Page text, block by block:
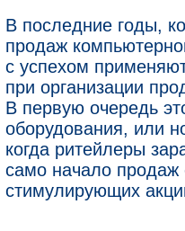
В последние годы,
продаж
с успехом
при организации
В первую очередь
оборудования, или
когда ритейлеры
само начало продаж
стимулирующих